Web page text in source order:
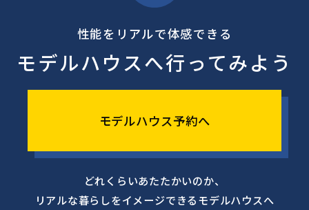
性能をリアルで体感できる
モデルハウスへ行ってみよう
モデルハウス予約へ
どれくらいあたたかいのか、
リアルな暮らしをイメージできるモデルハウスへ